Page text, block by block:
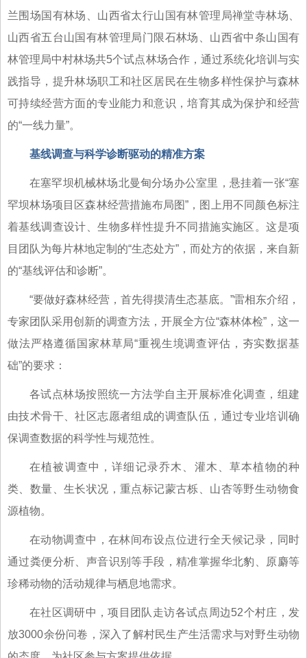
兰围场国有林场、山西省太行山国有林管理局禅堂寺林场、
山西省五台山国有林管理局门限石林场、山西省中条山国有
林管理局中村林场共5个试点林场合作，通过系统化培训与实
践指导，提升林场职工和社区居民在生物多样性保护与森林
可持续经营方面的专业能力和意识，培育其成为保护和经营
的“一线力量”。
基线调查与科学诊断驱动的精准方案
在塞罕坝机械林场北曼甸分场办公室里，悬挂着一张“塞
罕坝林场项目区森林经营措施布局图”，图上用不同颜色标注
着基线调查设计、生物多样性提升不同措施实施区。这是项
目团队为每片林地定制的“生态处方”，而处方的依据，来自新
的“基线评估和诊断”。
“要做好森林经营，首先得摸清生态基底。”雷相东介绍，
专家团队采用创新的调查方法，开展全方位“森林体检”，这一
做法严格遵循国家林草局“重视生境调查评估，夯实数据基
础”的要求：
各试点林场按照统一方法学自主开展标准化调查，组建
由技术骨干、社区志愿者组成的调查队伍，通过专业培训确
保调查数据的科学性与规范性。
在植被调查中，详细记录乔木、灌木、草本植物的种
类、数量、生长状况，重点标记蒙古栎、山杏等野生动物食
源植物。
在动物调查中，在林间布设点位进行全天候记录，同时
通过粪便分析、声音识别等手段，精准掌握华北豹、原麝等
珍稀动物的活动规律与栖息地需求。
在社区调研中，项目团队走访各试点周边52个村庄，发
放3000余份问卷，深入了解村民生产生活需求与对野生动物